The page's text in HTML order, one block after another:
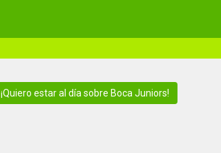
¡Quiero estar al día sobre Boca Juniors!